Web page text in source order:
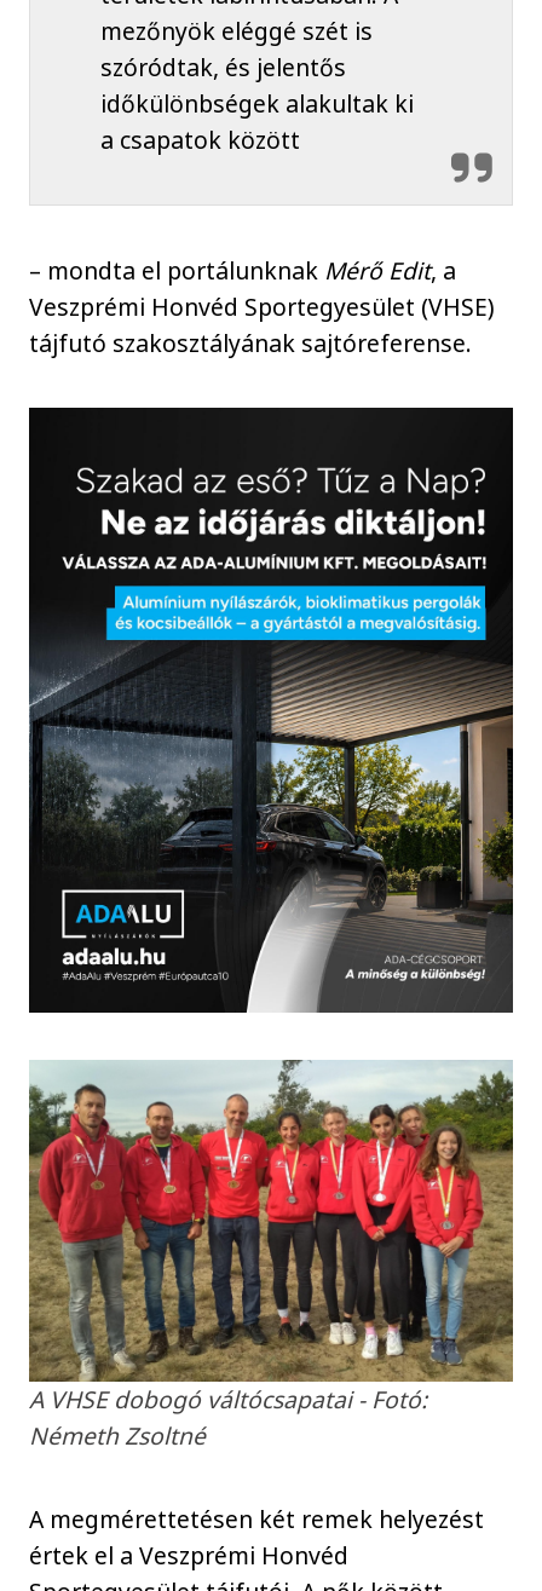
mezőnyök eléggé szét is
szóródtak, és jelentős
időkülönbségek alakultak ki
a csapatok között
– mondta el portálunknak Mérő Edit, a
Veszprémi Honvéd Sportegyesület (VHSE)
tájfutó szakosztályának sajtóreferense.
A VHSE dobogó váltócsapatai - Fotó:
Németh Zsoltné
A megmérettetésen két remek helyezést
értek el a Veszprémi Honvéd